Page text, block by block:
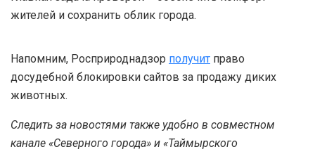
жителей и сохранить облик города.
Напомним, Росприроднадзор получит право
досудебной блокировки сайтов за продажу диких
животных.
Следить за новостями также удобно в совместном
канале «Северного города» и «Таймырского